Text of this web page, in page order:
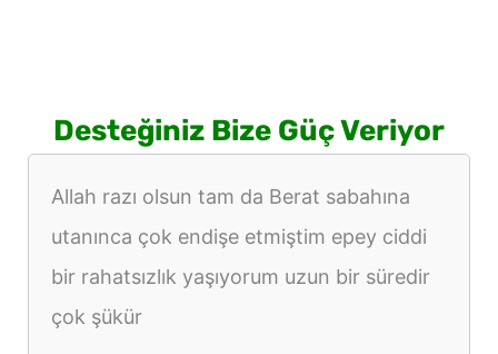
Desteğiniz Bize Güç Veriyor
Allah razı olsun tam da Berat sabahına
utanınca çok endişe etmiştim epey ciddi
bir rahatsızlık yaşıyorum uzun bir süredir
çok şükür